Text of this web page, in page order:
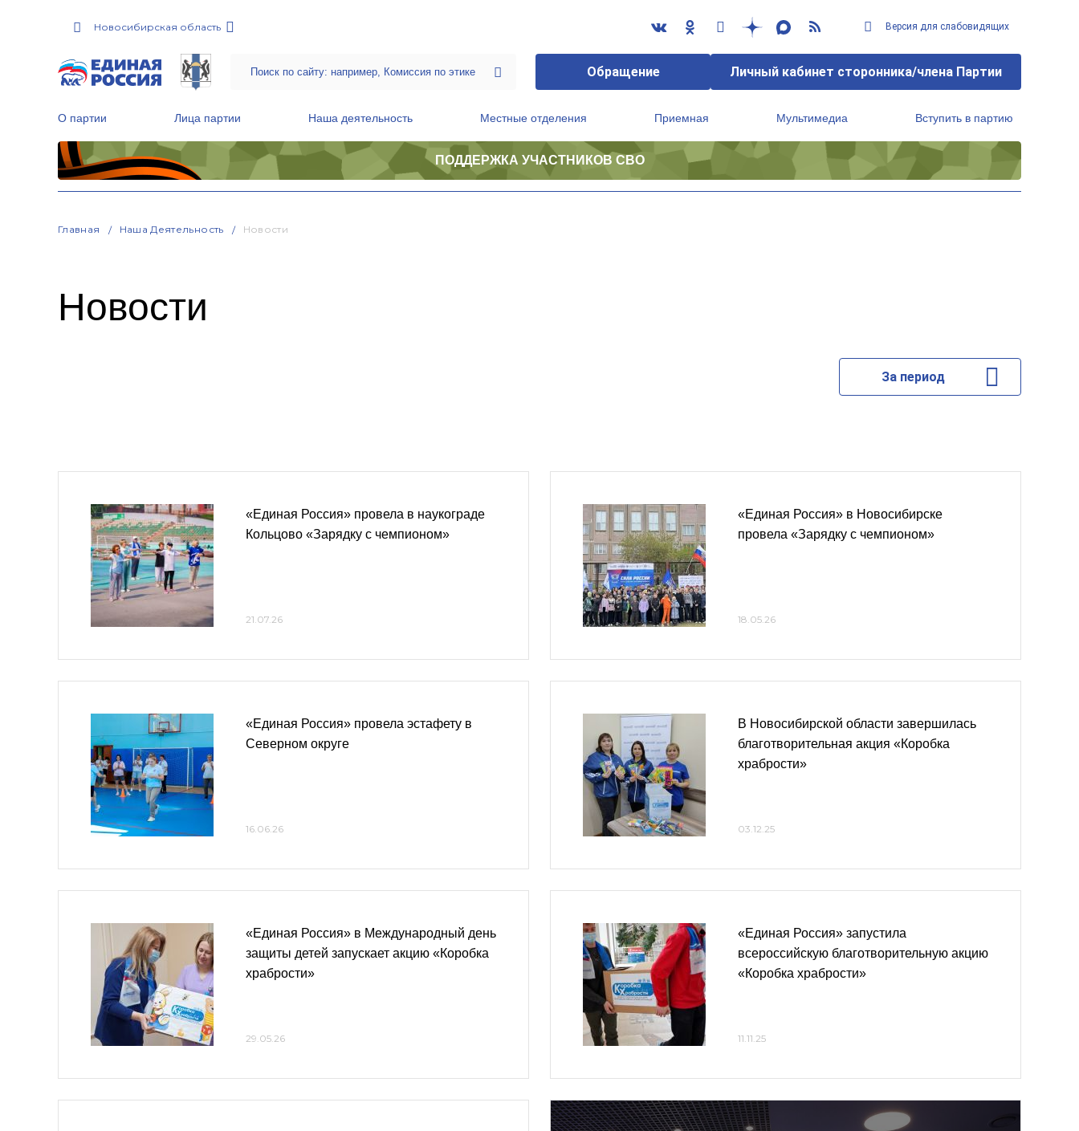
Новосибирская область Версия для слабовидящих
Обращение Личный кабинет сторонника/члена Партии
О партии Лица партии Наша деятельность Местные отделения Приемная Мультимедиа Вступить в партию
ПОДДЕРЖКА УЧАСТНИКОВ СВО
Главная Наша Деятельность Новости
Новости
За период
«Единая Россия» провела в наукограде
Кольцово «Зарядку с чемпионом»
21.07.26
«Единая Россия» провела эстафету в
Северном округе
16.06.26
«Единая Россия» в Международный день
защиты детей запускает акцию «Коробка
храбрости»
29.05.26
«Единая Россия» в Новосибирске
провела «Зарядку с чемпионом»
18.05.26
В Новосибирской области завершилась
благотворительная акция «Коробка
храбрости»
03.12.25
«Единая Россия» запустила
всероссийскую благотворительную акцию
«Коробка храбрости»
11.11.25